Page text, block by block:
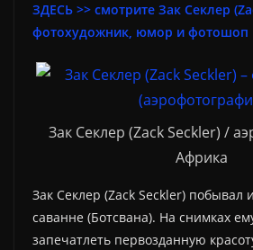
ЗДЕСЬ >> смотрите Зак Секлер
фотохудожник, юмор и фотошоп
Зак Секлер (Zack Seckler) /
Африка
Зак Секлер (Zack Seckler) побывал
саванне (Ботсвана). На снимках
запечатлеть первозданную